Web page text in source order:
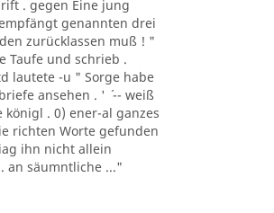
. gegen Eine jung
genannten drei
zurücklassen muß ! "
Taufe und schrieb .
lautete -u " Sorge habe
ansehen . ' ´ -- weiß
. 0) ener-al ganzes
richten Worte gefunden
ihn nicht allein
an säumntliche ..."